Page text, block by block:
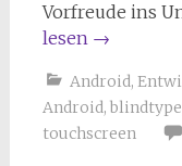
Vorfreude ins
lesen →
Android,
Android, blindtype
touchscreen